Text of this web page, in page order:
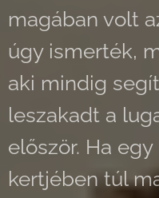
magában volt
úgy ismerték,
aki mindig
leszakadt a
először. Ha
kertjében túl